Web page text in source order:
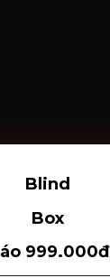
Blind
Box
999.000đ